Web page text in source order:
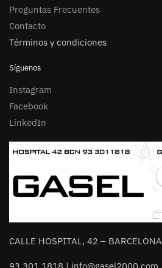
Preguntas Frecuentes
Contacto
Términos y condiciones
Síguenos
Instagram
Facebook
LinkedIn
CALLE HOSPITAL, 42 – BARCELONA